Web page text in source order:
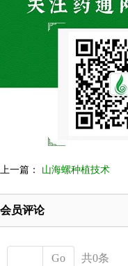
上一篇： 山海螺种植技术
会员评论
Go 共0条